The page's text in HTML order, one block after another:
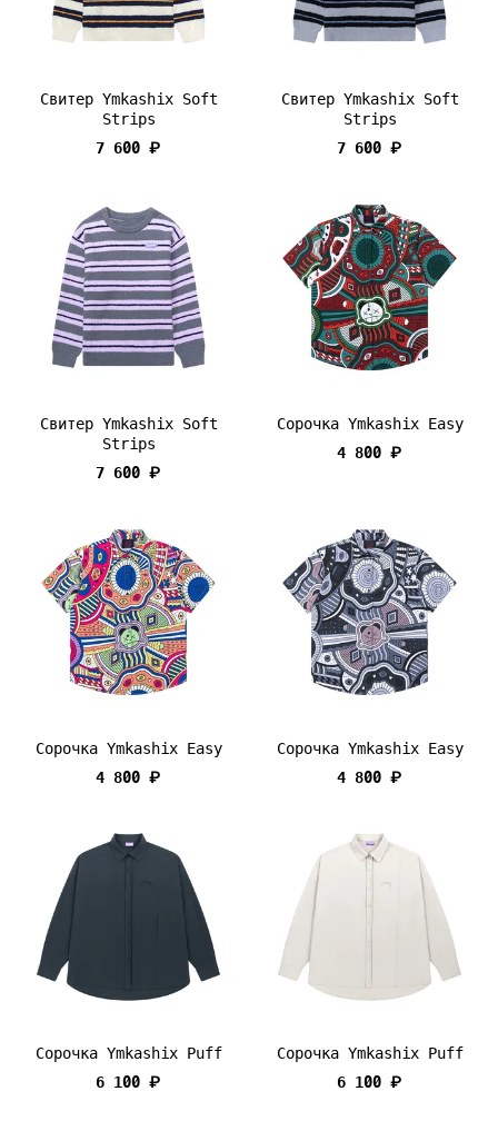
Свитер Ymkashix Soft
Strips
7 600 ₽
Свитер Ymkashix Soft
Strips
7 600 ₽
Свитер Ymkashix Soft
Strips
7 600 ₽
Сорочка Ymkashix Easy
4 800 ₽
Сорочка Ymkashix Easy
4 800 ₽
Сорочка Ymkashix Easy
4 800 ₽
Сорочка Ymkashix Puff
6 100 ₽
Сорочка Ymkashix Puff
6 100 ₽